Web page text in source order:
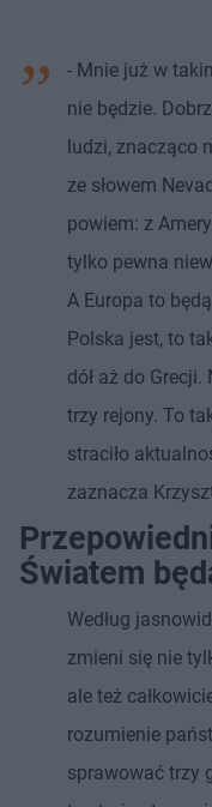
- Mnie już w
nie będzie.
ludzi, znacząco
ze słowem
powiem: z
tylko pewna
A Europa to
Polska jest, to
dół aż do
trzy rejony. To
straciło
zaznacza
Światem
Według
zmieni się nie
ale też
rozumienie
sprawować trzy